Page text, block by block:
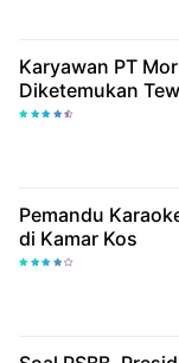
Karyawan PT
Diketemukan
Pemandu
di Kamar Kos